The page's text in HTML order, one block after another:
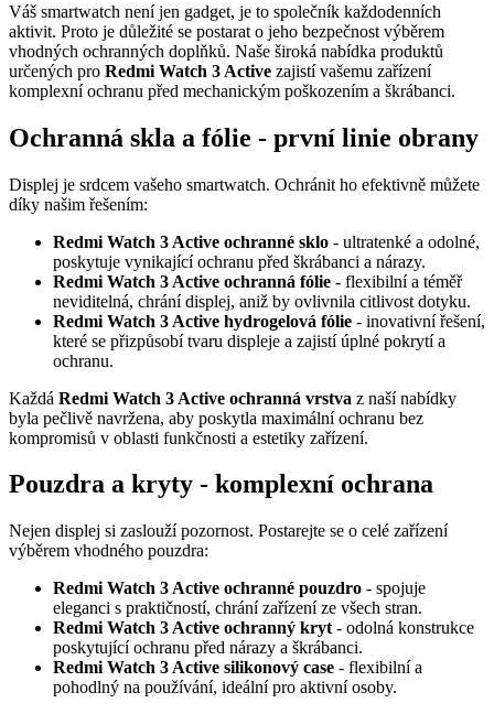
Váš smartwatch není jen gadget, je to společník každodenních
aktivit. Proto je důležité se postarat o jeho bezpečnost výběrem
vhodných ochranných doplňků. Naše široká nabídka produktů
určených pro Redmi Watch 3 Active zajistí vašemu zařízení
komplexní ochranu před mechanickým poškozením a škrábanci.
Ochranná skla a fólie - první linie obrany
Displej je srdcem vašeho smartwatch. Ochránit ho efektivně můžete
díky našim řešením:
Redmi Watch 3 Active ochranné sklo - ultratenké a odolné,
poskytuje vynikající ochranu před škrábanci a nárazy.
Redmi Watch 3 Active ochranná fólie - flexibilní a téměř
neviditelná, chrání displej, aniž by ovlivnila citlivost dotyku.
Redmi Watch 3 Active hydrogelová fólie - inovativní řešení,
které se přizpůsobí tvaru displeje a zajistí úplné pokrytí a
ochranu.
Každá Redmi Watch 3 Active ochranná vrstva z naší nabídky
byla pečlivě navržena, aby poskytla maximální ochranu bez
kompromisů v oblasti funkčnosti a estetiky zařízení.
Pouzdra a kryty - komplexní ochrana
Nejen displej si zaslouží pozornost. Postarejte se o celé zařízení
výběrem vhodného pouzdra:
Redmi Watch 3 Active ochranné pouzdro - spojuje
eleganci s praktičností, chrání zařízení ze všech stran.
Redmi Watch 3 Active ochranný kryt - odolná konstrukce
poskytující ochranu před nárazy a škrábanci.
Redmi Watch 3 Active silikonový case - flexibilní a
pohodlný na používání, ideální pro aktivní osoby.